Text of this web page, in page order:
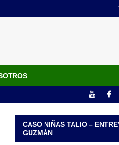
CASO NIÑAS TALIO –
GUZMÁN